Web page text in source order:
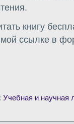
книгу
ссылке в
Учебная и научная